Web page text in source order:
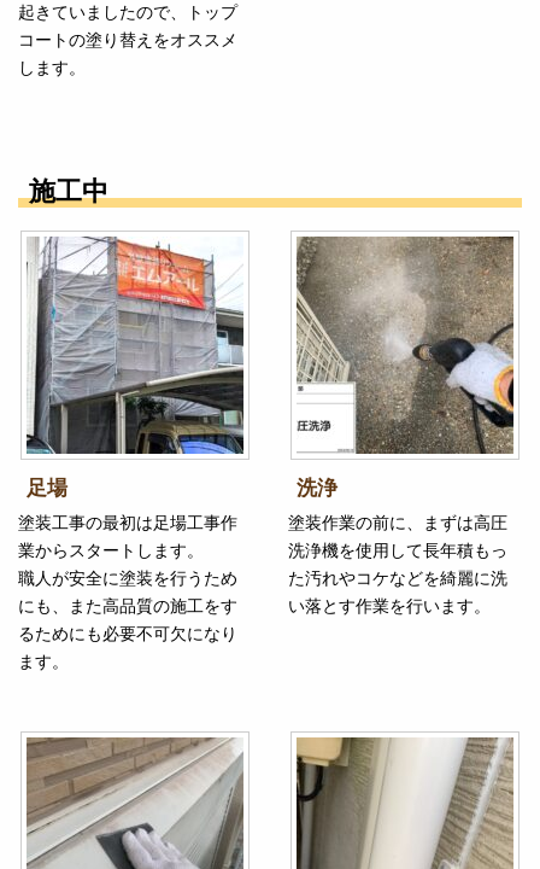
起きていましたので、トップ
コートの塗り替えをオススメ
します。
施工中
足場
塗装工事の最初は足場工事作
業からスタートします。
職人が安全に塗装を行うため
にも、また高品質の施工をす
るためにも必要不可欠になり
ます。
洗浄
塗装作業の前に、まずは高圧
洗浄機を使用して長年積もっ
た汚れやコケなどを綺麗に洗
い落とす作業を行います。